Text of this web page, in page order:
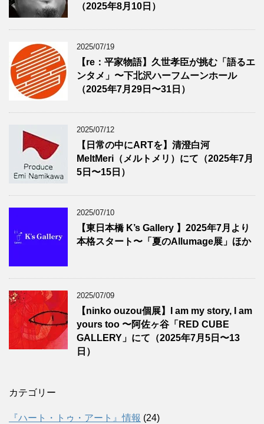
（2025年8月10日）
2025/07/19
【re：平家物語】久世孝臣が挑む「語るエ
ンタメ」〜下北沢ハーフムーンホール
（2025年7月29日〜31日）
2025/07/12
【日常の中にARTを】清澄白河
MeltMeri（メルトメリ）にて（2025年7月
5日〜15日）
2025/07/10
【東日本橋 K’s Gallery 】2025年7月より
本格スタート〜「夏のAllumage展」ほか
2025/07/09
【ninko ouzou個展】I am my story, I am
yours too 〜阿佐ヶ谷「RED CUBE
GALLERY」にて（2025年7月5日〜13
日）
カテゴリー
『ハート・トゥ・アート』情報 (24)